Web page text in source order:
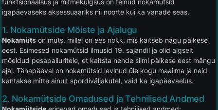
funktsionaalsus ja mitmekülgsus on teinud nokamütsid
igapäevaseks aksessuaariks nii noorte kui ka vanade seas.
1. Nokamütside Mõiste ja Ajalugu
Nokamüts on müts, millel on ees nokk, mis kaitseb nägu päikese
eest. Esimesed nokamütsid ilmusid 19. sajandil ja olid algselt
mõeldud pesapalluritele, et kaitsta nende silmi päikese eest mängu
ajal. Tänapäeval on nokamütsid levinud üle kogu maailma ja neid
kantakse mitte ainult spordiväljakutel, vaid ka igapäevaelus.
2. Nokamütside Omadused ja Tehnilised Andmed